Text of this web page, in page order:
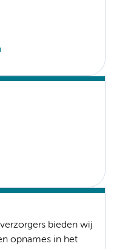
bieden wij
opnames in het